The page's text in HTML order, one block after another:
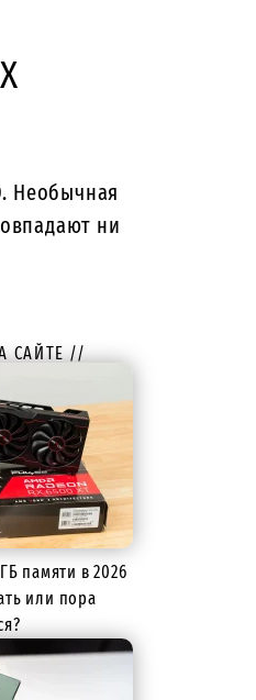
Необычная
ни
САЙТЕ //
памяти в 2026
или пора